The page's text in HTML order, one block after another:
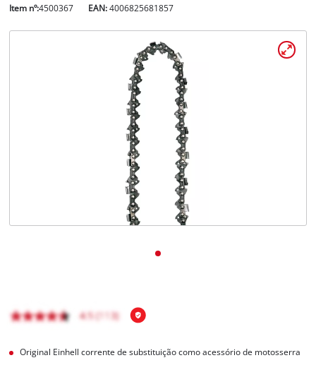
Item nº:4500367 EAN:4006825681857
Original Einhell corrente de substituição como acessório de motosserra